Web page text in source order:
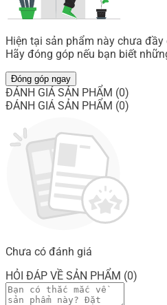
Hiện tại sản phẩm này chưa
Hãy đóng góp nếu bạn biết
Đóng góp ngay
ĐÁNH GIÁ SẢN PHẨM (0)
ĐÁNH GIÁ SẢN PHẨM (0)
Chưa có đánh giá
HỎI ĐÁP VỀ SẢN PHẨM (0)